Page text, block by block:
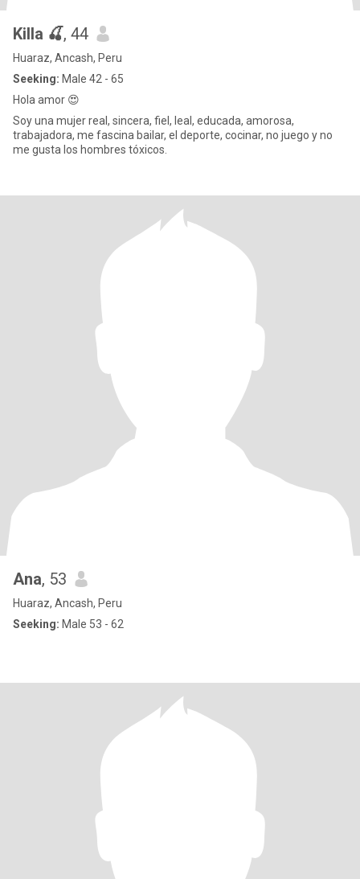
Killa 🍒, 44
Huaraz, Ancash, Peru
Seeking: Male 42 - 65
Hola amor 😍
Soy una mujer real, sincera, fiel, leal, educada, amorosa,
trabajadora, me fascina bailar, el deporte, cocinar, no juego y no
me gusta los hombres tóxicos.
Ana, 53
Huaraz, Ancash, Peru
Seeking: Male 53 - 62